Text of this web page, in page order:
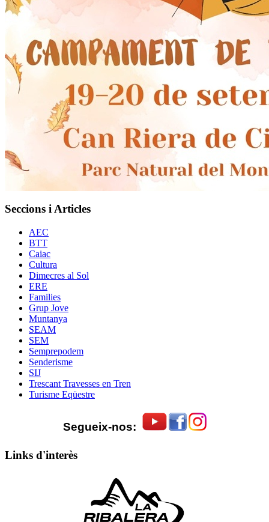
Seccions i Articles
AEC
BTT
Caiac
Cultura
Dimecres al Sol
ERE
Families
Grup Jove
Muntanya
SEAM
SEM
Semprepodem
Senderisme
SIJ
Trescant Travesses en Tren
Turisme Eqüestre
Segueix-nos:
Links d'interès